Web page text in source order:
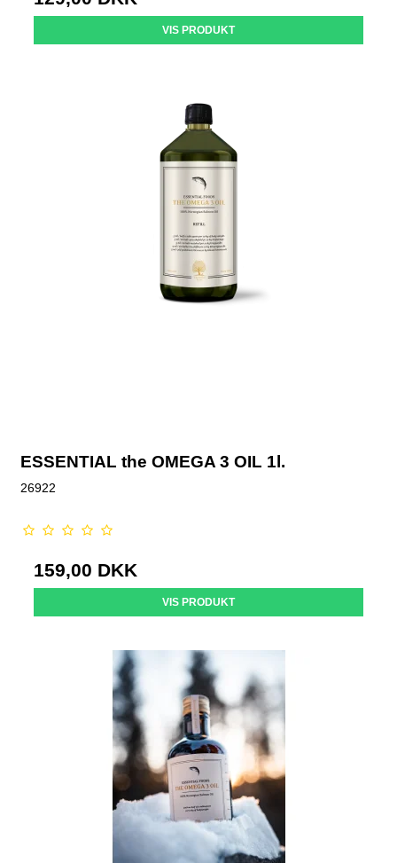
VIS PRODUKT
ESSENTIAL the OMEGA 3 OIL 1l.
26922
159,00 DKK
VIS PRODUKT